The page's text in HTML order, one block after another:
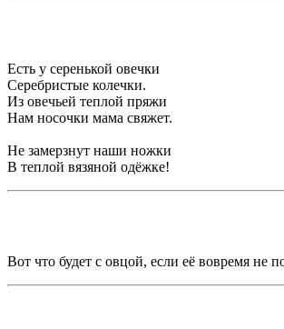
Есть у серенькой овечки
Серебристые колечки.
Из овечьей теплой пряжи
Нам носочки мама свяжет.
Не замерзнут наши ножки
В теплой вязяной одёжке!
Вот что будет с овцой, если её вовремя не